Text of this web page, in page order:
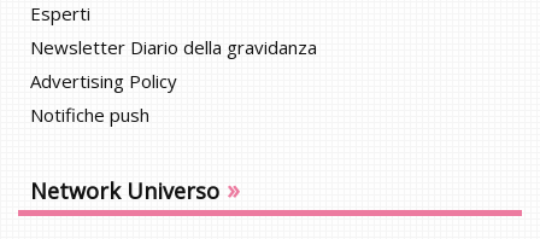
Esperti
Newsletter Diario della gravidanza
Advertising Policy
Notifiche push
Network Universo »